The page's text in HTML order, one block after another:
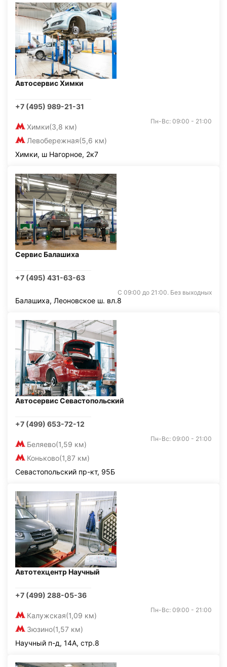
Автосервис Химки
+7 (495) 989-21-31
Химки(3,8 км)
Левобережная(5,6 км)
Пн-Вс: 09:00 - 21:00
Химки, ш Нагорное, 2к7
Сервис Балашиха
+7 (495) 431-63-63
С 09:00 до 21:00. Без выходных
Балашиха, Леоновское ш. вл.8
Автосервис Севастопольский
+7 (499) 653-72-12
Беляево(1,59 км)
Коньково(1,87 км)
Пн-Вс: 09:00 - 21:00
Севастопольский пр-кт, 95Б
Автотехцентр Научный
+7 (499) 288-05-36
Калужская(1,09 км)
Зюзино(1,57 км)
Пн-Вс: 09:00 - 21:00
Научный п-д, 14А, стр.8